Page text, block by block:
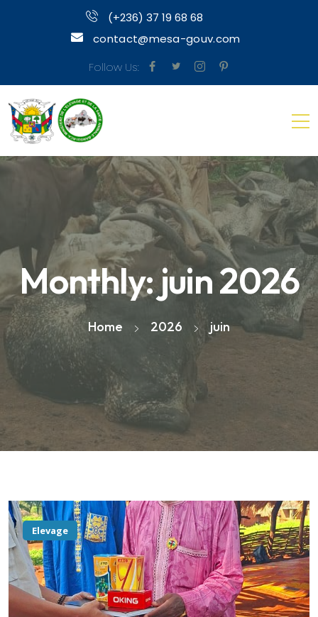
(+236) 37 19 68 68
contact@mesa-gouv.com
Follow Us:
Monthly: juin 2026
Home 2026 juin
Elevage